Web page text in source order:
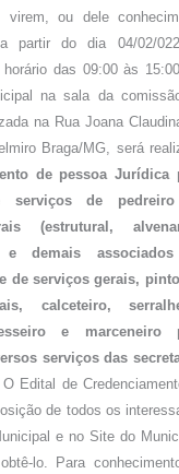
virem, ou dele
partir do dia 04/02/
horário das 09:00 às
na sala da
na Rua Joana
Braga/MG, será
de pessoa Jurídica
serviços de
(estrutural,
e demais
de serviços gerais,
calceteiro,
e marceneiro
serviços das
. O Edital de
de todos os
e no Site do
lo. Para